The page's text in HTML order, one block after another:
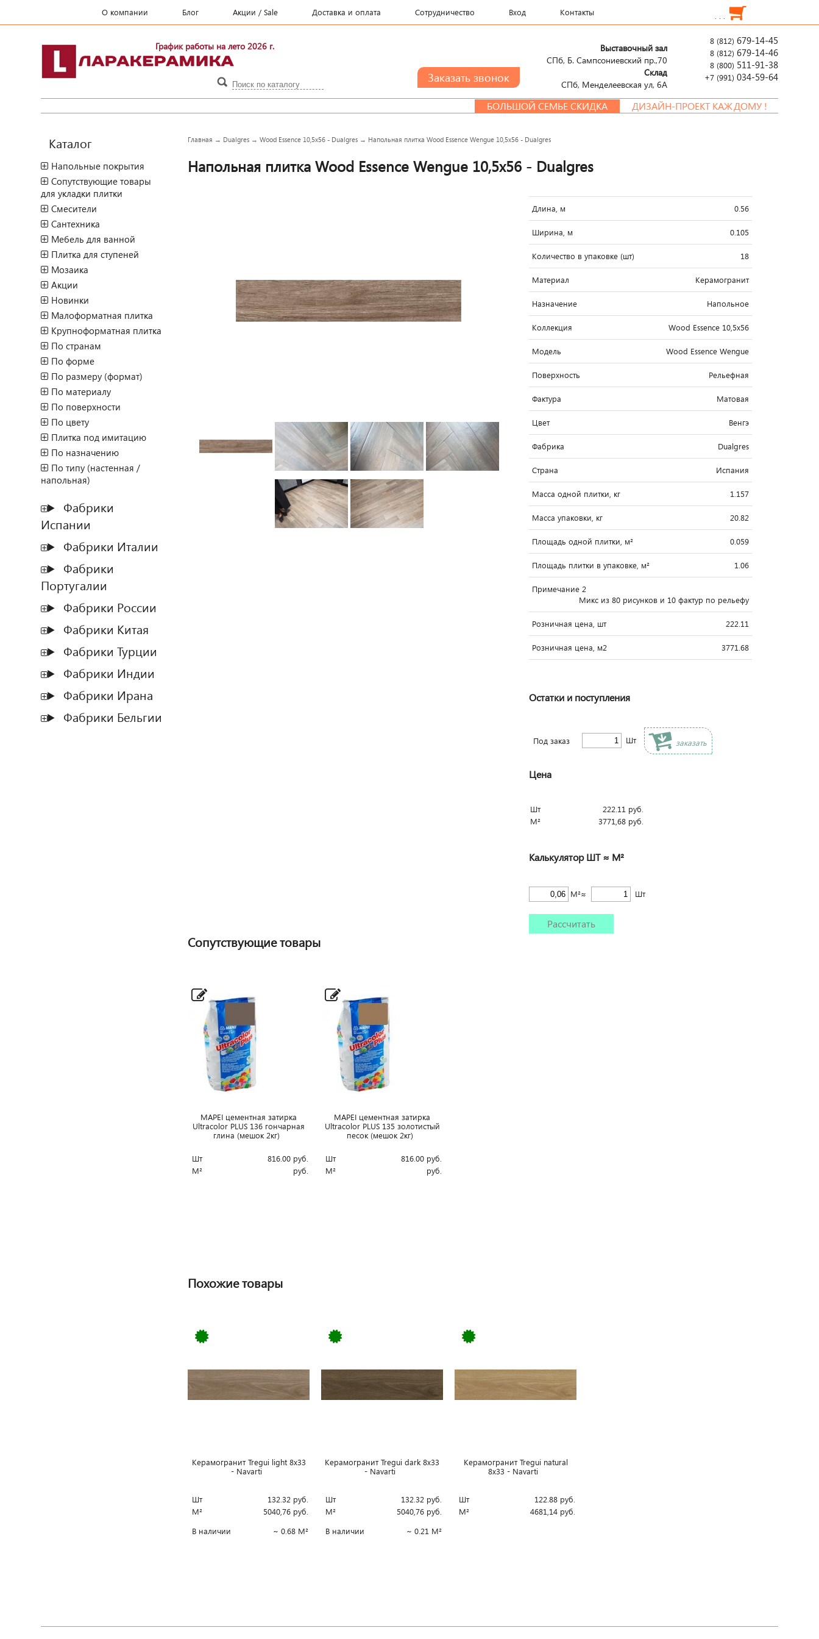
О компании Блог Акции / Sale Доставка и оплата Сотрудничество Вход Контакты . . .
График работы на лето 2026 г. 8 (812) 679-14-45
8 (812) 679-14-46
8 (800) 511-91-38
+7 (991) 034-59-64
Выставочный зал
СПб, Б. Сампсониевский пр.,70
Склад
СПб, Менделеевcкая ул, 6А
БОЛЬШОЙ СЕМЬЕ СКИДКА ДИЗАЙН-ПРОЕКТ КАЖДОМУ !
Каталог
Напольные покрытия
Сопутствующие товары
для укладки плитки
Смесители
Сантехника
Мебель для ванной
Плитка для ступеней
Мозаика
Акции
Новинки
Малоформатная плитка
Крупноформатная плитка
По странам
По форме
По размеру (формат)
По материалу
По поверхности
По цвету
Плитка под имитацию
По назначению
По типу (настенная /
напольная)
Фабрики
Испании
Фабрики Италии
Фабрики
Португалии
Фабрики России
Фабрики Китая
Фабрики Турции
Фабрики Индии
Фабрики Ирана
Фабрики Бельгии
Главная → Dualgres →Wood Essence 10,5x56 - Dualgres → Напольная плитка Wood Essence Wengue 10,5x56 - Dualgres
Напольная плитка Wood Essence Wengue 10,5x56 - Dualgres
Длина, м 0.56
Ширина, м 0.105
Количество в упаковке (шт) 18
Материал Керамогранит
Назначение Напольное
Коллекция Wood Essence 10,5x56
Модель Wood Essence Wengue
Поверхность Рельефная
Фактура Матовая
Цвет Венгэ
Фабрика Dualgres
Страна Испания
Масса одной плитки, кг 1.157
Масса упаковки, кг 20.82
Площадь одной плитки, м² 0.059
Площадь плитки в упаковке, м² 1.06
Примечание 2
Микс из 80 рисунков и 10 фактур по рельефу
Розничная цена, шт 222.11
Розничная цена, м2 3771.68
Остатки и поступления
Под заказ Шт заказать
Цена
Шт 222.11руб.
М²
3771,68руб.
Калькулятор ШТ ≈ М²
М²≈ Шт
Рассчитать
Сопутствующие товары
MAPEI цементная затирка
Ultracolor PLUS 136 гончарная
глина (мешок 2кг)
Шт 816.00 руб.
М²
руб.
MAPEI цементная затирка
Ultracolor PLUS 135 золотистый
песок (мешок 2кг)
Шт 816.00 руб.
М²
руб.
Похожие товары
Керамогранит Tregui light 8x33
- Navarti
Шт 132.32 руб.
М²
5040,76 руб.
В наличии
~ 0.68 М²
Керамогранит Tregui dark 8x33
- Navarti
Шт 132.32 руб.
М²
5040,76 руб.
В наличии
~ 0.21 М²
Керамогранит Tregui natural
8x33 - Navarti
Шт 122.88 руб.
М²
4681,14 руб.